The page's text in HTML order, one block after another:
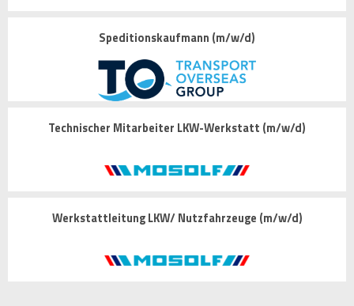
Speditionskaufmann (m/w/d)
Technischer Mitarbeiter LKW-Werkstatt (m/w/d)
Werkstattleitung LKW/ Nutzfahrzeuge (m/w/d)